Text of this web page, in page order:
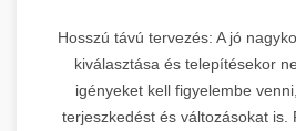
Hosszú távú tervezés: A jó
kiválasztása és telepítésekor
igényeket kell figyelembe
terjeszkedést és változásokat is.